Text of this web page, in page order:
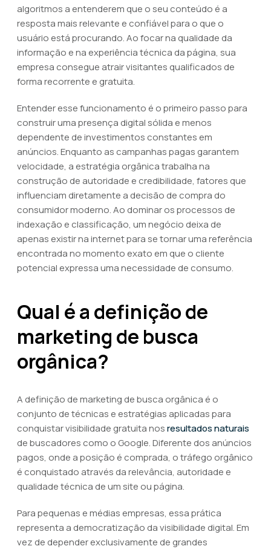
algoritmos a entenderem que o seu conteúdo é a
resposta mais relevante e confiável para o que o
usuário está procurando. Ao focar na qualidade da
informação e na experiência técnica da página, sua
empresa consegue atrair visitantes qualificados de
forma recorrente e gratuita.
Entender esse funcionamento é o primeiro passo para
construir uma presença digital sólida e menos
dependente de investimentos constantes em
anúncios. Enquanto as campanhas pagas garantem
velocidade, a estratégia orgânica trabalha na
construção de autoridade e credibilidade, fatores que
influenciam diretamente a decisão de compra do
consumidor moderno. Ao dominar os processos de
indexação e classificação, um negócio deixa de
apenas existir na internet para se tornar uma referência
encontrada no momento exato em que o cliente
potencial expressa uma necessidade de consumo.
Qual é a definição de
marketing de busca
orgânica?
A definição de marketing de busca orgânica é o
conjunto de técnicas e estratégias aplicadas para
conquistar visibilidade gratuita nosresultados naturais
de buscadores como o Google. Diferente dos anúncios
pagos, onde a posição é comprada, o tráfego orgânico
é conquistado através da relevância, autoridade e
qualidade técnica de um site ou página.
Para pequenas e médias empresas, essa prática
representa a democratização da visibilidade digital. Em
vez de depender exclusivamente de grandes